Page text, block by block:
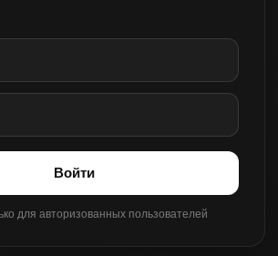
Войти
для авторизованных пользователей